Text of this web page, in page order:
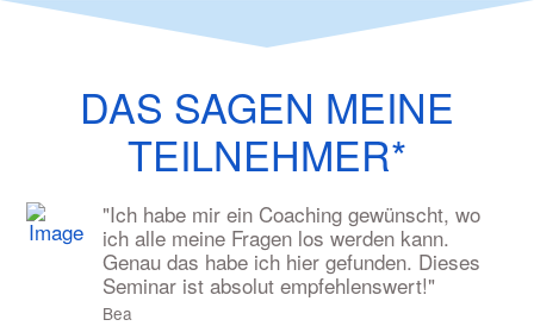
DAS SAGEN MEINE
TEILNEHMER*
"Ich habe mir ein Coaching gewünscht, wo
ich alle meine Fragen los werden kann.
Genau das habe ich hier gefunden. Dieses
Seminar ist absolut empfehlenswert!"
Bea